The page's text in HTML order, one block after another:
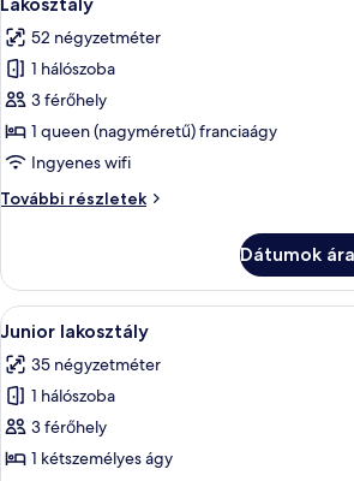
következő
szoba
összes
képének
megtekintése:
Lakosztály
52 négyzetméter
1 hálószoba
3 férőhely
1 queen (nagyméretű) franciaágy
Ingyenes wifi
További részletek
Lakosztály
Dátumok
A
következő
szoba
összes
képének
megtekintése:
Egy
8
Junior lakosztály
35 négyzetméter
1 hálószoba
3 férőhely
1 kétszemélyes ágy